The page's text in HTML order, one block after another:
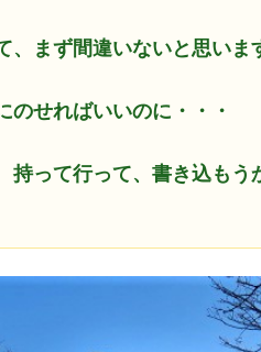
、まず間違いないと思いま
のせればいいのに・・・
って行って、書き込もう